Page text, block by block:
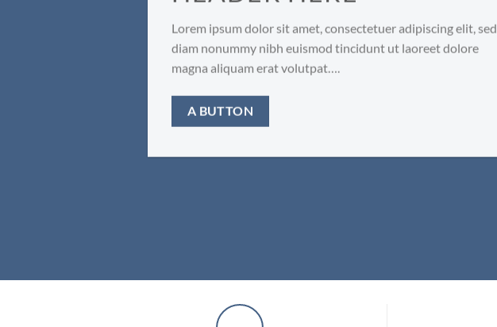
Lorem ipsum dolor sit amet, consectetuer adipiscing elit, sed
diam nonummy nibh euismod tincidunt ut laoreet dolore
magna aliquam erat volutpat….
A BUTTON